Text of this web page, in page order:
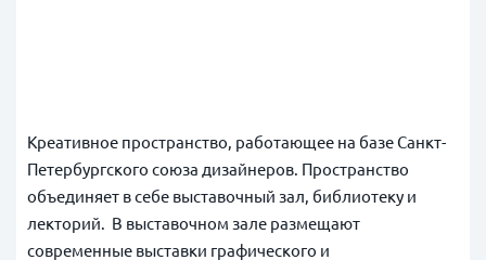
Креативное пространство, работающее на базе Санкт-
Петербургского союза дизайнеров. Пространство
объединяет в себе выставочный зал, библиотеку и
лекторий. В выставочном зале размещают
современные выставки графического и